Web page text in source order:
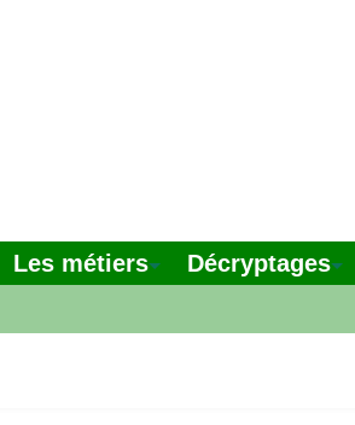
Les métiers Décryptages